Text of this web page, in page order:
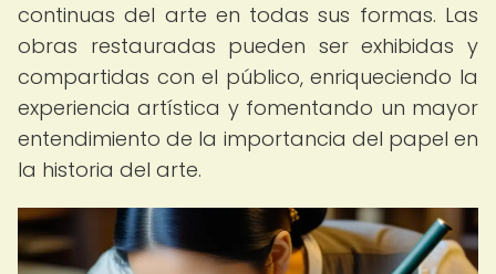
continuas del arte en todas sus formas. Las
obras restauradas pueden ser exhibidas y
compartidas con el público, enriqueciendo la
experiencia artística y fomentando un mayor
entendimiento de la importancia del papel en
la historia del arte.